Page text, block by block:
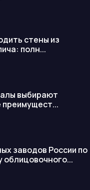
стены из
полн...
выбирают
преимущест...
заводов России по
облицовочного...